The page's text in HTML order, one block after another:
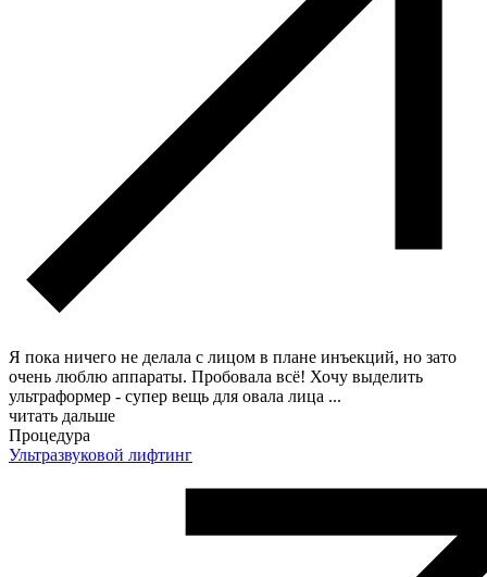
Я пока ничего не делала с лицом в плане инъекций, но зато
очень люблю аппараты. Пробовала всё! Хочу выделить
ультраформер - супер вещь для овала лица ...
читать дальше
Процедура
Ультразвуковой лифтинг